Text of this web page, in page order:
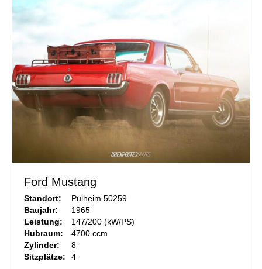
Ford Mustang
Standort:
Pulheim 50259
Baujahr:
1965
Leistung:
147/200 (kW/PS)
Hubraum:
4700 ccm
Zylinder:
8
Sitzplätze:
4